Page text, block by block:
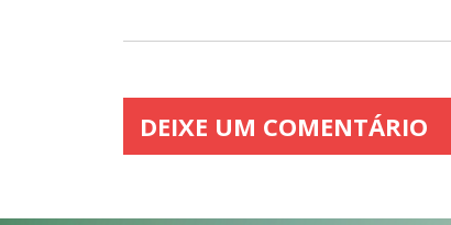
DEIXE UM COMENTÁRIO